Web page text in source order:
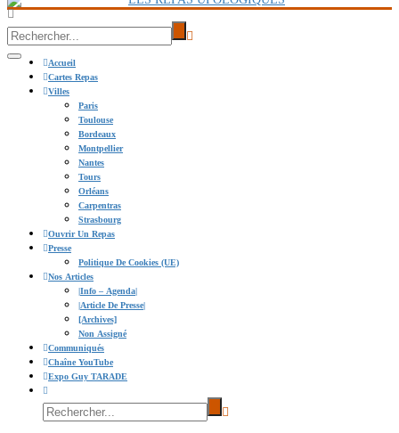
Accueil
Cartes Repas
Villes
Paris
Toulouse
Bordeaux
Montpellier
Nantes
Tours
Orléans
Carpentras
Strasbourg
Ouvrir Un Repas
Presse
Politique De Cookies (UE)
Nos Articles
|info – Agenda|
|Article De Presse|
[Archives]
Non Assigné
Communiqués
Chaîne YouTube
Expo Guy TARADE